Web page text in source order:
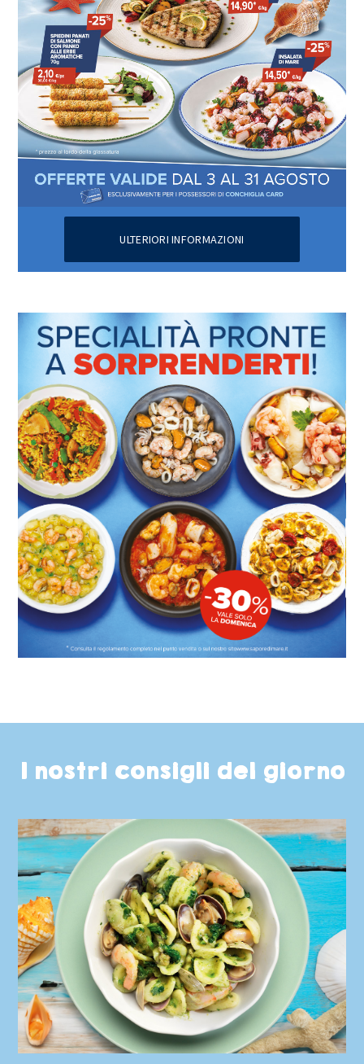
ULTERIORI INFORMAZIONI
I nostri consigli del giorno